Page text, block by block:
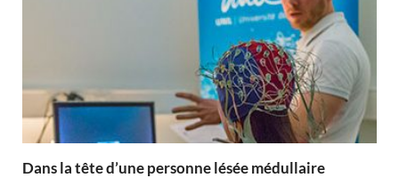
Dans la tête d’une personne lésée médullaire